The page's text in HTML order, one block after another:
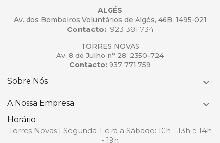
ALGÉS
Av. dos Bombeiros Voluntários de Algés, 46B, 1495-021
Contacto: 923 381 734
TORRES NOVAS
Av. 8 de Julho n° 28, 2350-724
Contacto: 937 771 759
Sobre Nós 
A Nossa Empresa 
Horário
Torres Novas | Segunda-Feira a Sábado: 10h - 13h e 14h
- 19h